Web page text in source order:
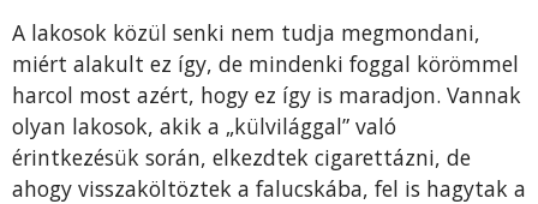
A lakosok közül senki nem tudja megmondani,
miért alakult ez így, de mindenki foggal körömmel
harcol most azért, hogy ez így is maradjon. Vannak
olyan lakosok, akik a „külvilággal” való
érintkezésük során, elkezdtek cigarettázni, de
ahogy visszaköltöztek a falucskába, fel is hagytak a